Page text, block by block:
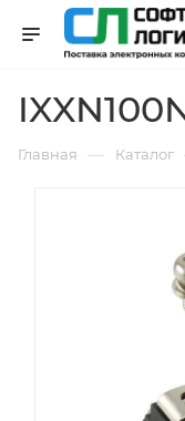
Главная — Каталог